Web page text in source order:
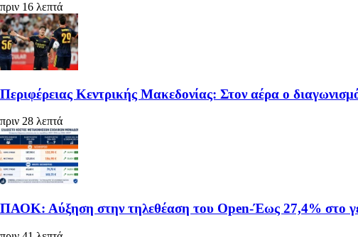
πριν 16 λεπτά
Περιφέρειας Κεντρικής Μακεδονίας: Στον αέρα ο
πριν 28 λεπτά
ΠΑΟΚ: Αύξηση στην τηλεθέαση του Open-Έως 27,4% στο